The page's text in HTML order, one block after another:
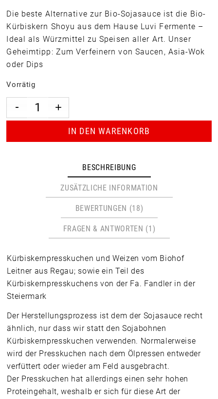
Die beste Alternative zur Bio-Sojasauce ist die Bio-
Kürbiskern Shoyu aus dem Hause Luvi Fermente –
Ideal als Würzmittel zu Speisen aller Art. Unser
Geheimtipp: Zum Verfeinern von Saucen, Asia-Wok
oder Dips
Vorrätig
IN DEN WARENKORB
BESCHREIBUNG
ZUSÄTZLICHE INFORMATION
BEWERTUNGEN (18)
FRAGEN & ANTWORTEN (1)
Kürbiskernpresskuchen und Weizen vom Biohof
Leitner aus Regau; sowie ein Teil des
Kürbiskernpresskuchens von der Fa. Fandler in der
Steiermark
Der Herstellungsprozess ist dem der Sojasauce recht
ähnlich, nur dass wir statt den Sojabohnen
Kürbiskernpresskuchen verwenden. Normalerweise
wird der Presskuchen nach dem Ölpressen entweder
verfüttert oder wieder am Feld ausgebracht.
Der Presskuchen hat allerdings einen sehr hohen
Proteingehalt, weshalb er sich für diese Art der